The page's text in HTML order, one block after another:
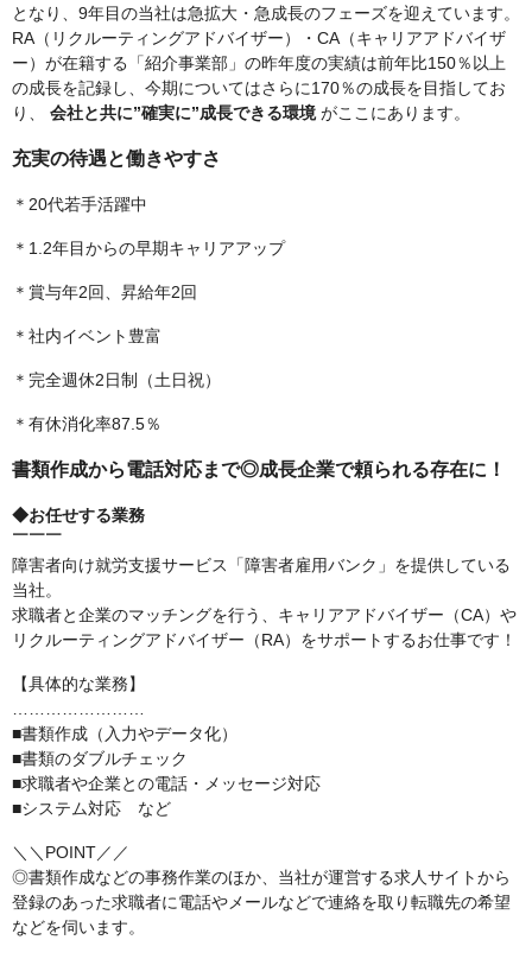
となり、9年目の当社は急拡大・急成長のフェーズを迎えています。
RA（リクルーティングアドバイザー）・CA（キャリアアドバイザ
ー）が在籍する「紹介事業部」の昨年度の実績は前年比150％以上
の成長を記録し、今期についてはさらに170％の成長を目指してお
り、 会社と共に”確実に”成長できる環境がここにあります。
充実の待遇と働きやすさ
＊20代若手活躍中
＊1.2年目からの早期キャリアアップ
＊賞与年2回、昇給年2回
＊社内イベント豊富
＊完全週休2日制（土日祝）
＊有休消化率87.5％
書類作成から電話対応まで◎成長企業で頼られる存在に！
◆お任せする業務
￣￣￣
障害者向け就労支援サービス「障害者雇用バンク」を提供している
当社。
求職者と企業のマッチングを行う、キャリアアドバイザー（CA）や
リクルーティングアドバイザー（RA）をサポートするお仕事です！
【具体的な業務】
■書類作成（入力やデータ化）
■書類のダブルチェック
■求職者や企業との電話・メッセージ対応
■システム対応 など
＼＼POINT／／
◎書類作成などの事務作業のほか、当社が運営する求人サイトから
登録のあった求職者に電話やメールなどで連絡を取り転職先の希望
などを伺います。